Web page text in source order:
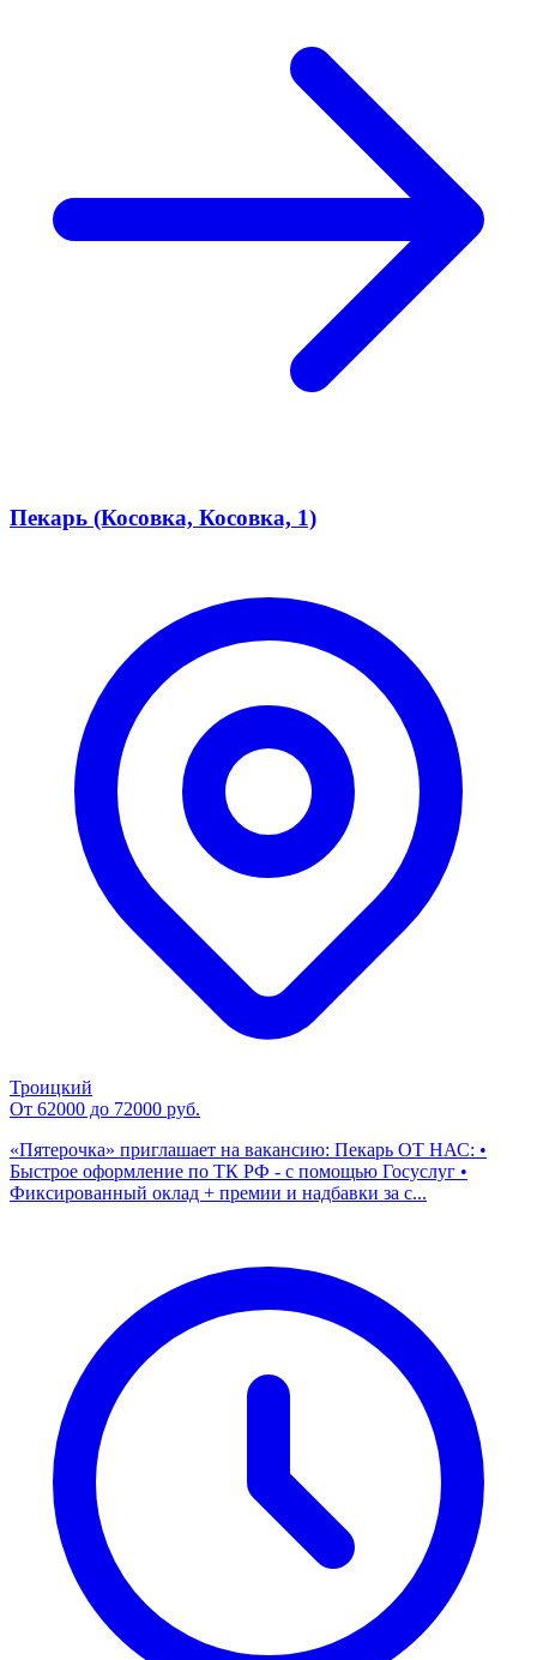
Пекарь (Косовка, Косовка, 1)
Троицкий
От 62000 до 72000 руб.
«Пятерочка» приглашает на вакансию: Пекарь ОТ НАС: •
Быстрое оформление по ТК РФ - с помощью Госуслуг •
Фиксированный оклад + премии и надбавки за с...